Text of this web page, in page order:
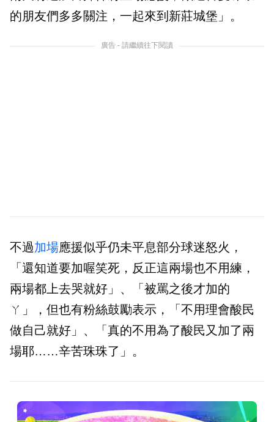
的朋友們多多關注，一起來到新莊城堡」。
廣告 - 請繼續往下閱讀
不過加場應援似乎仍未平息部分球迷怒火，
「還知道要加喔笑死，反正這兩場也不用練，
兩場都上去哭就好」、「被罵之後才加的
ㄚ」，但也有粉絲鼓勵表示，「不用理會酸民
做自己就好」、「真的不用為了酸民又加了兩
場耶……辛苦珠珠了」。